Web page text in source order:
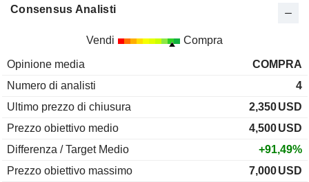
Consensus Analisti
Vendi Compra
Opinione media
COMPRA
Numero di analisti
4
Ultimo prezzo di chiusura
2,350USD
Prezzo obiettivo medio
4,500USD
Differenza / Target Medio
+91,49%
Prezzo obiettivo massimo
7,000USD